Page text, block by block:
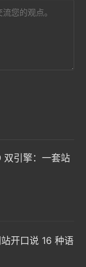
双引擎：一套站
开口说 16 种语